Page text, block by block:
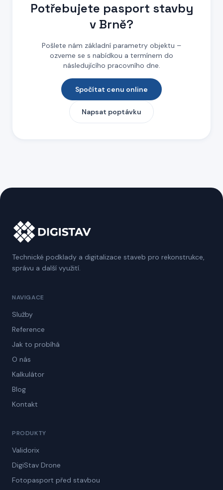
Potřebujete pasport stavby
v Brně?
Pošlete nám základní parametry objektu –
ozveme se s nabídkou a termínem do
následujícího pracovního dne.
Spočítat cenu online
Napsat poptávku
Technické podklady a digitalizace staveb pro rekonstrukce,
správu a další využití.
NAVIGACE
Služby
Reference
Jak to probíhá
O nás
Kalkulátor
Blog
Kontakt
PRODUKTY
Validorix
DigiStav Drone
Fotopasport před stavbou